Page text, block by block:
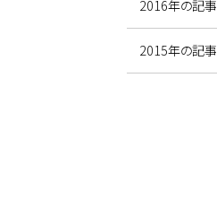
2016年の記事
2015年の記事